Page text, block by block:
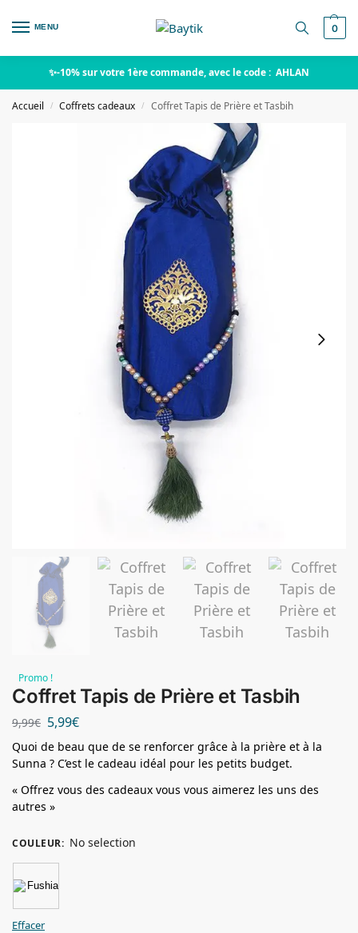
MENU 0
✨-10% sur votre 1ère commande, avec le code : AHLAN
Accueil / Coffrets cadeaux / Coffret Tapis de Prière et Tasbih
Promo !
Coffret Tapis de Prière et Tasbih
9,99€ 5,99€
Quoi de beau que de se renforcer grâce à la prière et à la
Sunna ? C’est le cadeau idéal pour les petits budget.
« Offrez vous des cadeaux vous vous aimerez les uns des
autres »
COULEUR: No selection
Effacer